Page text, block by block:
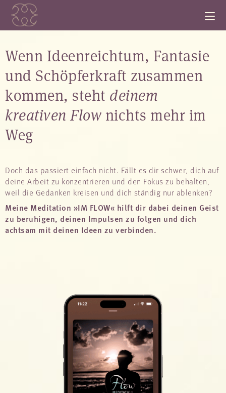
Wenn Ideenreichtum, Fantasie
und Schöpferkraft zusammen
kommen, steht deinem
kreativen Flow nichts mehr im
Weg
Doch das passiert einfach nicht. Fällt es dir schwer, dich auf
deine Arbeit zu konzentrieren und den Fokus zu behalten,
weil die Gedanken kreisen und dich ständig nur ablenken?
Meine Meditation »IM FLOW« hilft dir dabei deinen Geist
zu beruhigen, deinen Impulsen zu folgen und dich
achtsam mit deinen Ideen zu verbinden.